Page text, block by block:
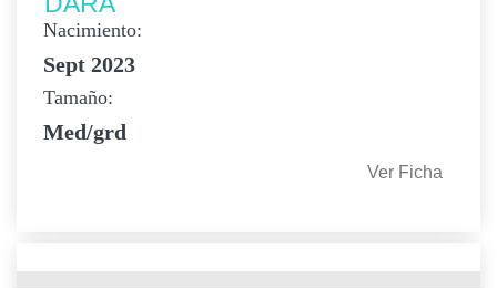
Nacimiento:
Sept 2023
Tamaño:
Med/grd
Ver Ficha